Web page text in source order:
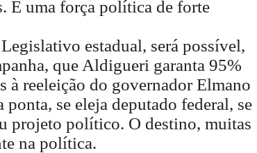
É uma força política de forte
estadual, será possível,
que Aldigueri garanta 95%
à reeleição do governador Elmano
ponta, se eleja deputado federal, se
projeto político. O destino, muitas
na política.